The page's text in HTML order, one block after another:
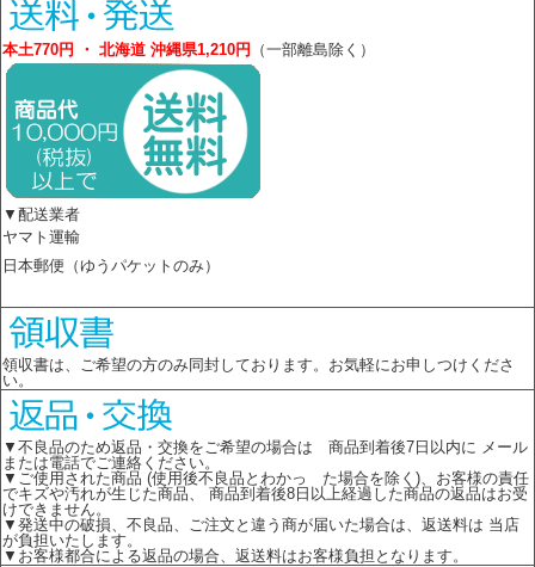
本土770円 ・ 北海道 沖縄県1,210円 （一部離島除く）
▼配送業者
ヤマト運輸
日本郵便（ゆうパケットのみ）
領収書は、ご希望の方のみ同封しております。お気軽にお申しつけくださ
い。
▼不良品のため返品・交換をご希望の場合は 商品到着後7日以内に メール
または電話でご連絡ください。
▼ご使用された商品 (使用後不良品とわかっ た場合を除く)、お客様の責任
でキズや汚れが生じた商品、 商品到着後8日以上経過した商品の返品はお受
けできません。
▼発送中の破損、不良品、ご注文と違う商が届いた場合は、返送料は 当店
が負担いたします。
▼お客様都合による返品の場合、返送料はお客様負担となります。